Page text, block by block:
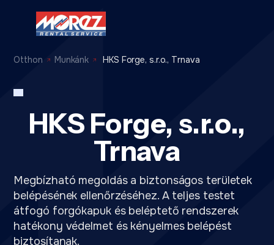
Otthon Munkánk HKS Forge, s.r.o., Trnava
HKS Forge, s.r.o.,
Trnava
Megbízható megoldás a biztonságos területek
belépésének ellenőrzéséhez. A teljes testet
átfogó forgókapuk és beléptető rendszerek
hatékony védelmet és kényelmes belépést
biztosítanak.